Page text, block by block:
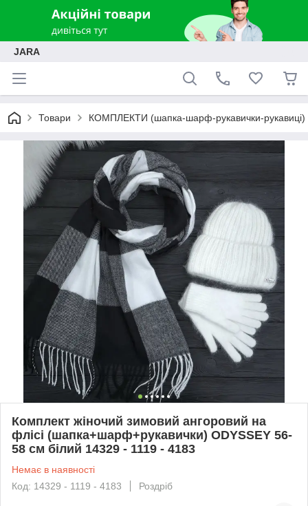
JARA
Товари КОМПЛЕКТИ (шапка-шарф-рукавички-рукавиці)
Комплект жіночий зимовий ангоровий на
флісі (шапка+шарф+рукавички) ODYSSEY 56-
58 см білий 14329 - 1119 - 4183
Немає в наявності
Код: 14329 - 1119 - 4183
Роздріб